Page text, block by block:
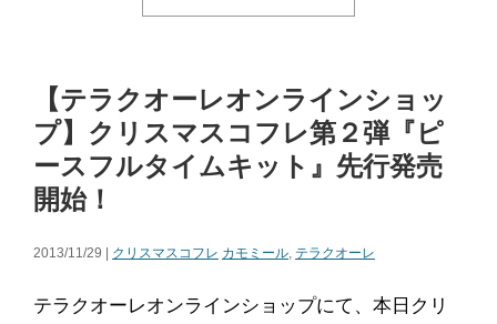
【テラクオーレオンラインショッ
プ】クリスマスコフレ第２弾『ピ
ースフルタイムキット』先行発売
開始！
2013/11/29 | クリスマスコフレ カモミール, テラクオーレ
テラクオーレオンラインショップにて、本日クリ